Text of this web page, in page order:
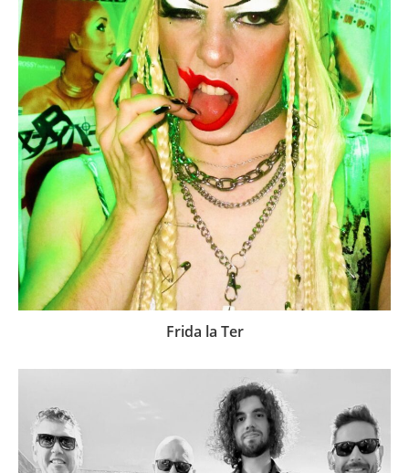
Frida la Ter